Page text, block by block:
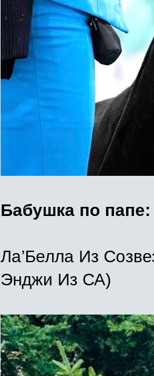
Бабушка по папе:
Ла’Белла Из
Энджи Из СА)